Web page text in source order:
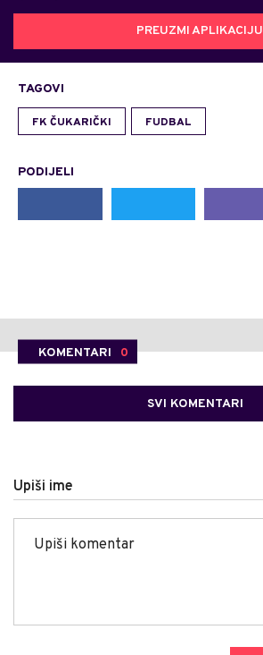
PREUZMI APLIKACIJU
TAGOVI
FK ČUKARIČKI FUDBAL
PODIJELI
KOMENTARI 0
SVI KOMENTARI
Upiši ime